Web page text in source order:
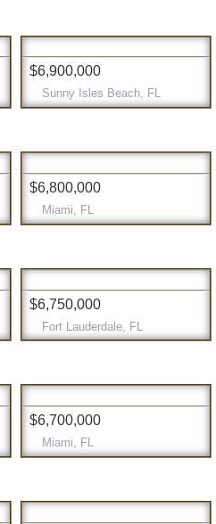
$6,900,000
Sunny Isles Beach, FL
$6,800,000
Miami, FL
$6,750,000
Fort Lauderdale, FL
$6,700,000
Miami, FL